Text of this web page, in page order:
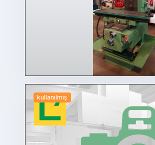
kullanılmış